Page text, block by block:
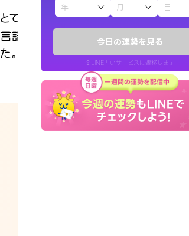
今日の運勢を見る
※LINE占いサービスに遷移します
えもじの子（占）12星座占い
お知らせ
とても的確で感じていた違和感を
言語化してくれたので腑に落ちまし
た。
30代 女性